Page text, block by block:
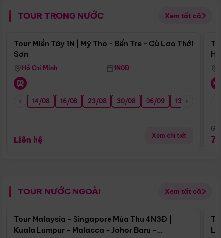
TOUR TRONG NƯỚC Xem tất cả
Điểm nổi bật
Tour Miền Tây 1N | Mỹ Tho - Bến Tre - Cù Lao Thới
Sơn
Hồ Chí Minh 1N0Đ
14/08 16/08 23/08 30/08 06/09 13/09
Liên hệ Xem chi tiết
TOUR NƯỚC NGOÀI Xem tất cả
Điểm nổi bật
Tour Malaysia - Singapore Mùa Thu 4N3Đ |
Kuala Lumpur - Malacca - Johor Baru -